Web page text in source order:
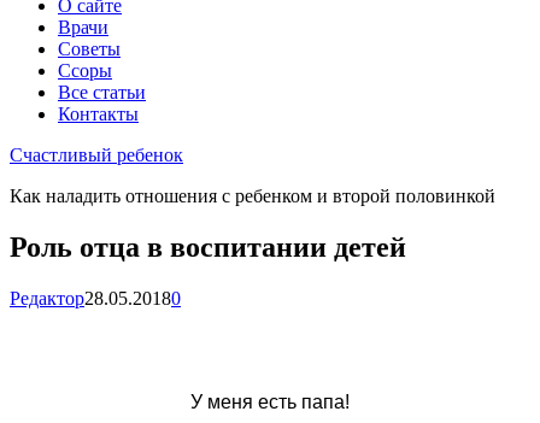
О сайте
Врачи
Советы
Ссоры
Все статьи
Контакты
Счастливый ребенок
Как наладить отношения с ребенком и второй половинкой
Роль отца в воспитании детей
Редактор28.05.20180
У меня есть папа!